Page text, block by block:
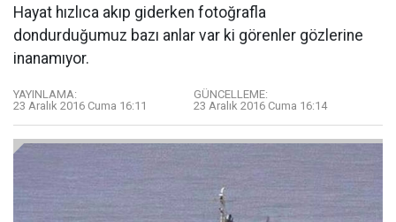
Hayat hızlıca akıp giderken fotoğrafla
dondurduğumuz bazı anlar var ki görenler gözlerine
inanamıyor.
YAYINLAMA:
23 Aralık 2016 Cuma 16:11
GÜNCELLEME:
23 Aralık 2016 Cuma 16:14